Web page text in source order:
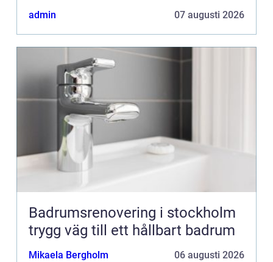
admin 07 augusti 2026
Badrumsrenovering i stockholm
trygg väg till ett hållbart badrum
Mikaela Bergholm 06 augusti 2026